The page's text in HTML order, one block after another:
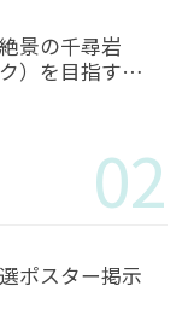
景の千尋岩
ク）を目指す…
02
ポスター掲示